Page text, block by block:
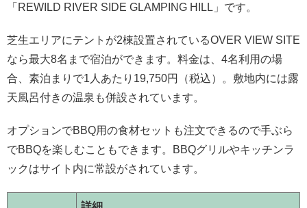
「REWILD RIVER SIDE GLAMPING HILL」です。
芝生エリアにテントが2棟設置されているOVER VIEW SITE
なら最大8名まで宿泊ができます。料金は、4名利用の場
合、素泊まりで1人あたり19,750円（税込）。敷地内には露
天風呂付きの温泉も併設されています。
オプションでBBQ用の食材セットも注文できるので手ぶら
でBBQを楽しむこともできます。BBQグリルやキッチンラ
ックはサイト内に常設がされています。